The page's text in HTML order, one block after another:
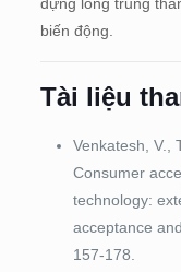
biến động.
Tài liệu
Venkatesh, V.,
Consumer
technology:
acceptance
157-178.